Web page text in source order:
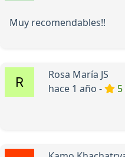
Muy recomendables!!
Rosa María JS
hace 1 año -